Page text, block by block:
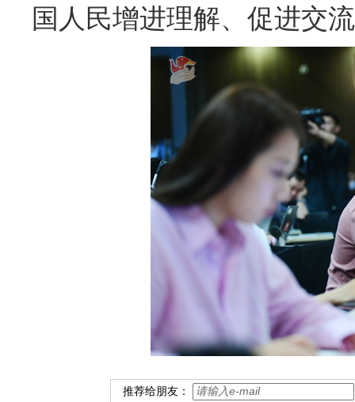
国人民增进理解、促进交
推荐给朋友：